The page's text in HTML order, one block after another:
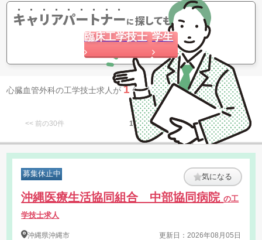
キャリアパートナーに探してもらう
臨床工学技士 学生
心臓血管外科の工学技士求人が 1 件 見つかりました。
<< 前の30件 1 次の30件 >>
募集休止中 気になる
沖縄医療生活協同組合 中部協同病院の工
学技士求人
沖縄県沖縄市
更新日：2026年08月05日